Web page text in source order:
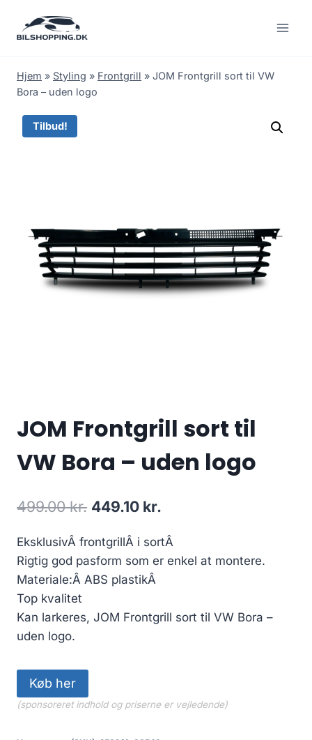
Hjem » Styling » Frontgrill » JOM Frontgrill sort til VW
Bora – uden logo
Tilbud!
JOM Frontgrill sort til
VW Bora – uden logo
499.00kr. Den
pris
var:
449.10 kr.
pris
EksklusivÂ frontgrillÂ i sortÂ
Rigtig god pasform som er enkel at montere.
Materiale:Â ABS plastikÂ
Top kvalitet
Kan larkeres, JOM Frontgrill sort til VW Bora –
uden logo.
Køb her
(sponsoreret indhold og priserne er vejledende)